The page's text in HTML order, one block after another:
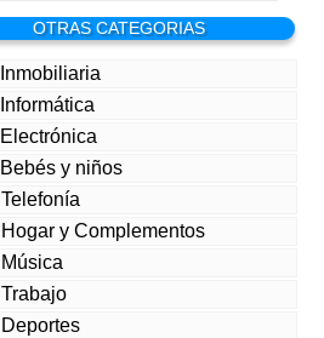
OTRAS CATEGORIAS
Inmobiliaria
Informática
Electrónica
Bebés y niños
Telefonía
Hogar y Complementos
Música
Trabajo
Deportes